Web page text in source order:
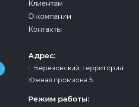
Клиентам
О компании
Контакты
Адрес:
г. Березовский, территория
Южная промзона 5
Режим работы: